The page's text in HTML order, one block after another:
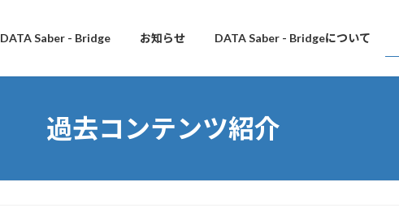
DATA Saber - Bridge お知らせ DATA Saber - Bridgeについて
過去コンテンツ紹介